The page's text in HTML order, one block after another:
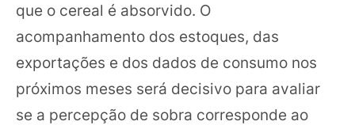
que o cereal é absorvido. O
acompanhamento dos estoques, das
exportações e dos dados de consumo nos
próximos meses será decisivo para avaliar
se a percepção de sobra corresponde ao